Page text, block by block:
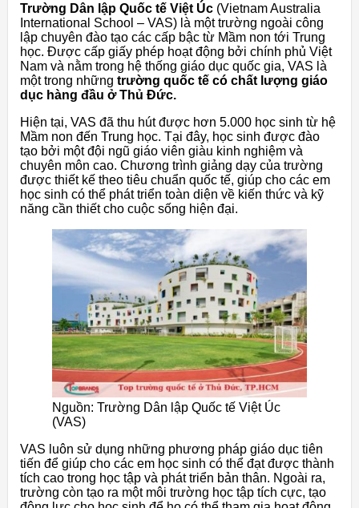
Trường Dân lập Quốc tế Việt Úc (Vietnam Australia
International School – VAS) là một trường ngoài công
lập chuyên đào tạo các cấp bậc từ Mầm non tới Trung
học. Được cấp giấy phép hoạt động bởi chính phủ Việt
Nam và nằm trong hệ thống giáo dục quốc gia, VAS là
một trong những trường quốc tế có chất lượng giáo
dục hàng đầu ở Thủ Đức.
Hiện tại, VAS đã thu hút được hơn 5.000 học sinh từ hệ
Mầm non đến Trung học. Tại đây, học sinh được đào
tạo bởi một đội ngũ giáo viên giàu kinh nghiệm và
chuyên môn cao. Chương trình giảng dạy của trường
được thiết kế theo tiêu chuẩn quốc tế, giúp cho các em
học sinh có thể phát triển toàn diện về kiến thức và kỹ
năng cần thiết cho cuộc sống hiện đại.
Nguồn: Trường Dân lập Quốc tế Việt Úc
(VAS)
VAS luôn sử dụng những phương pháp giáo dục tiên
tiến để giúp cho các em học sinh có thể đạt được thành
tích cao trong học tập và phát triển bản thân. Ngoài ra,
trường còn tạo ra một môi trường học tập tích cực, tạo